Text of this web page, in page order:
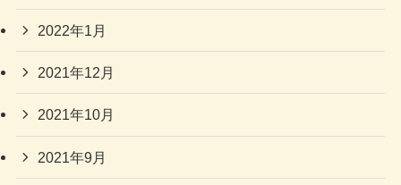
2022年1月
2021年12月
2021年10月
2021年9月